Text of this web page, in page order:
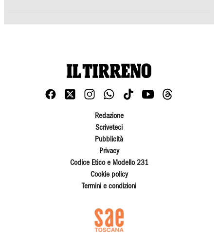
Redazione
Scriveteci
Pubblicità
Privacy
Codice Etico e Modello 231
Cookie policy
Termini e condizioni